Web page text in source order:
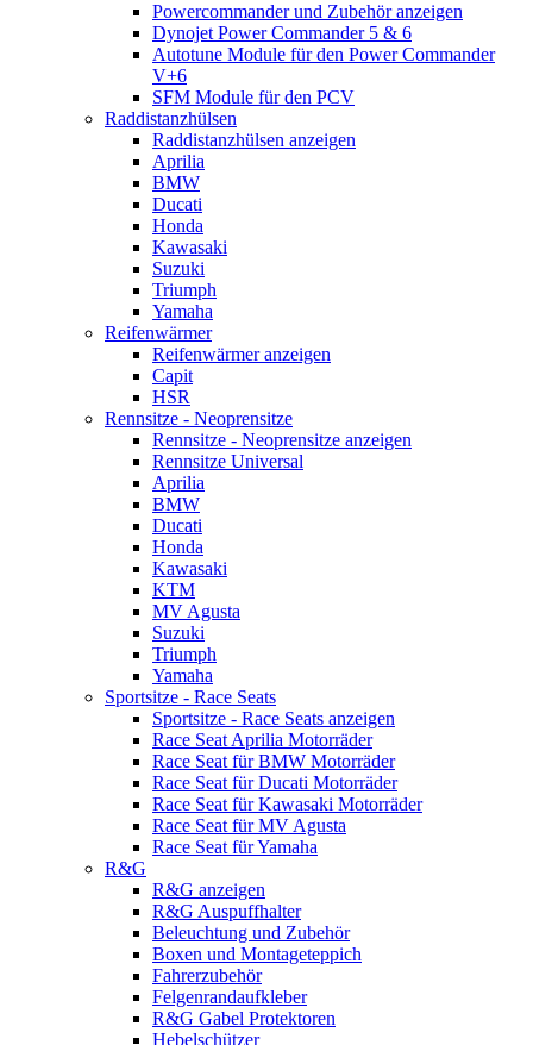
Powercommander und Zubehör anzeigen
Dynojet Power Commander 5 & 6
Autotune Module für den Power Commander
V+6
SFM Module für den PCV
Raddistanzhülsen
Raddistanzhülsen anzeigen
Aprilia
BMW
Ducati
Honda
Kawasaki
Suzuki
Triumph
Yamaha
Reifenwärmer
Reifenwärmer anzeigen
Capit
HSR
Rennsitze - Neoprensitze
Rennsitze - Neoprensitze anzeigen
Rennsitze Universal
Aprilia
BMW
Ducati
Honda
Kawasaki
KTM
MV Agusta
Suzuki
Triumph
Yamaha
Sportsitze - Race Seats
Sportsitze - Race Seats anzeigen
Race Seat Aprilia Motorräder
Race Seat für BMW Motorräder
Race Seat für Ducati Motorräder
Race Seat für Kawasaki Motorräder
Race Seat für MV Agusta
Race Seat für Yamaha
R&G
R&G anzeigen
R&G Auspuffhalter
Beleuchtung und Zubehör
Boxen und Montageteppich
Fahrerzubehör
Felgenrandaufkleber
R&G Gabel Protektoren
Hebelschützer